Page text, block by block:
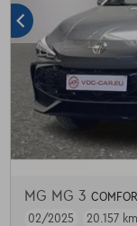
MG MG 3
02/2025
20.157 km